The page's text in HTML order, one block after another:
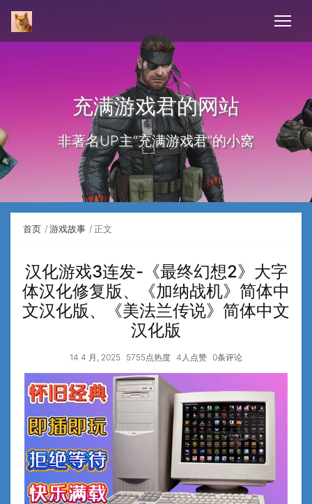
充满游戏君的网站
非著名UP主“充满游戏君”的小窝
首页 游戏故事 正文
汉化游戏3连发-《最终幻想2》大字
体汉化修复版、《加纳战机》简体中
文汉化版、《美法兰传说》简体中文
汉化版
14 4 月, 2025 5755点热度 4人点赞 0条评论